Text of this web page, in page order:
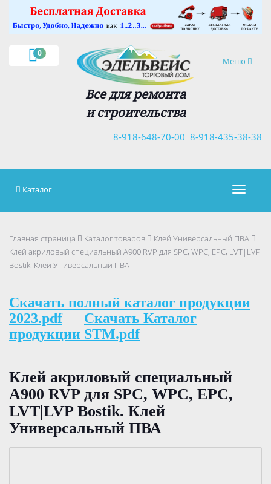
0
Навигация
Меню
Все для ремонта
и строительства
8-918-435-38-38
8-918-648-70-00
×
Каталог
Главная страница Каталог товаров
Клей Универсальный ПВА
Клей акриловый специальный A900 RVP для SPC, WPC, EPC, LVT|LVP
Bostik. Клей Универсальный ПВА
Скачать полный каталог продукции
2023.pdf
Скачать Каталог
продукции STM.pdf
Клей акриловый специальный
A900 RVP для SPC, WPC, EPC,
LVT|LVP Bostik. Клей
Универсальный ПВА